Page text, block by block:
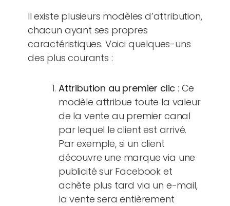
Il existe plusieurs modèles d’attribution,
chacun ayant ses propres
caractéristiques. Voici quelques-uns
des plus courants :
Attribution au premier clic : Ce
modèle attribue toute la valeur
de la vente au premier canal
par lequel le client est arrivé.
Par exemple, si un client
découvre une marque via une
publicité sur Facebook et
achète plus tard via un e-mail,
la vente sera entièrement